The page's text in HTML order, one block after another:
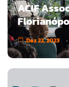
ACIF
Dez 22, 2023